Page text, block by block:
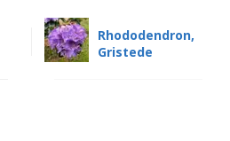
Rhododendron,
Gristede